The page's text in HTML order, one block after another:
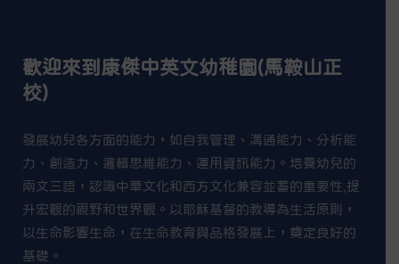
歡迎來到康傑中英文幼稚園(馬鞍山正
校)
發展幼兒各方面的能力，如自我管理、溝通能力、分析能
力、創造力、邏輯思維能力、運用資訊能力。培養幼兒的
兩文三語，認識中華文化和西方文化兼容並蓄的重要性,提
升宏觀的視野和世界觀。以耶穌基督的教導為生活原則，
以生命影響生命，在生命教育與品格發展上，奠定良好的
基礎。